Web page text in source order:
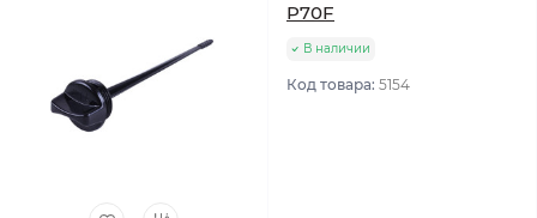
P70F
В наличии
Код товара: 5154